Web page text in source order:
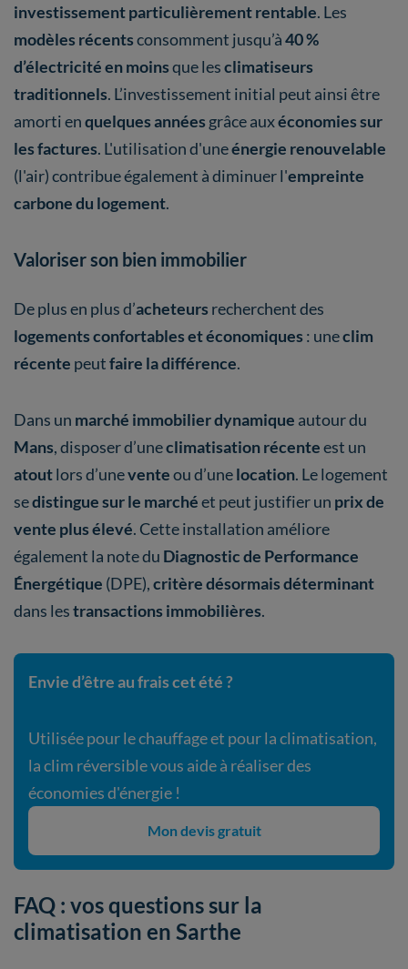
investissement particulièrement rentable. Les
modèles récentsconsomment jusqu’à40 %
d’électricité en moinsque lesclimatiseurs
traditionnels. L’investissement initial peut ainsi être
amorti enquelques années grâce auxéconomies sur
les factures. L'utilisation d'uneénergie renouvelable
(l'air) contribue également à diminuer l'empreinte
carbone du logement.
Valoriser son bien immobilier
De plus en plus d’acheteurs recherchent des
logements confortables et économiques : uneclim
récente peutfaire la différence.
Dans un marché immobilier dynamique autour du
Mans, disposer d’uneclimatisation récenteest un
atoutlors d’uneventeou d’unelocation. Le logement
sedistingue sur le marchéet peut justifier un prix de
vente plus élevé. Cette installation améliore
également la note du Diagnostic de Performance
Énergétique (DPE),critère désormais déterminant
dans lestransactions immobilières.
Envie d’être au frais cet été ?
Utilisée pour le chauffage et pour la climatisation,
la clim réversible vous aide à réaliser des
économies d'énergie !
Mon devis gratuit
FAQ : vos questions sur la
climatisation en Sarthe